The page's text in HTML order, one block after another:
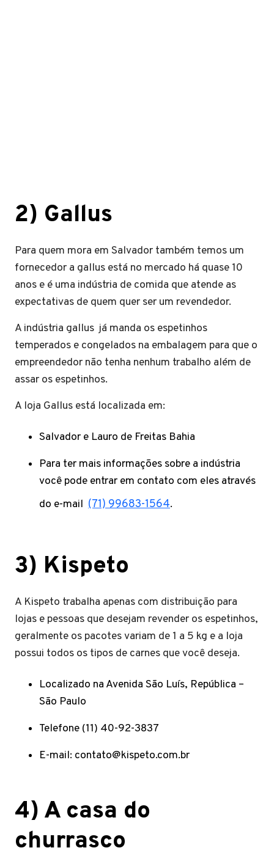
2) Gallus
Para quem mora em Salvador também temos um
fornecedor a gallus está no mercado há quase 10
anos e é uma indústria de comida que atende as
expectativas de quem quer ser um revendedor.
A indústria gallus já manda os espetinhos
temperados e congelados na embalagem para que o
empreendedor não tenha nenhum trabalho além de
assar os espetinhos.
A loja Gallus está localizada em:
Salvador e Lauro de Freitas Bahia
Para ter mais informações sobre a indústria
você pode entrar em contato com eles através
do e-mail (71) 99683-1564.
3) Kispeto
A Kispeto trabalha apenas com distribuição para
lojas e pessoas que desejam revender os espetinhos,
geralmente os pacotes variam de 1 a 5 kg e a loja
possui todos os tipos de carnes que você deseja.
Localizado na Avenida São Luís, República –
São Paulo
Telefone (11) 40-92-3837
E-mail: contato@kispeto.com.br
4) A casa do
churrasco